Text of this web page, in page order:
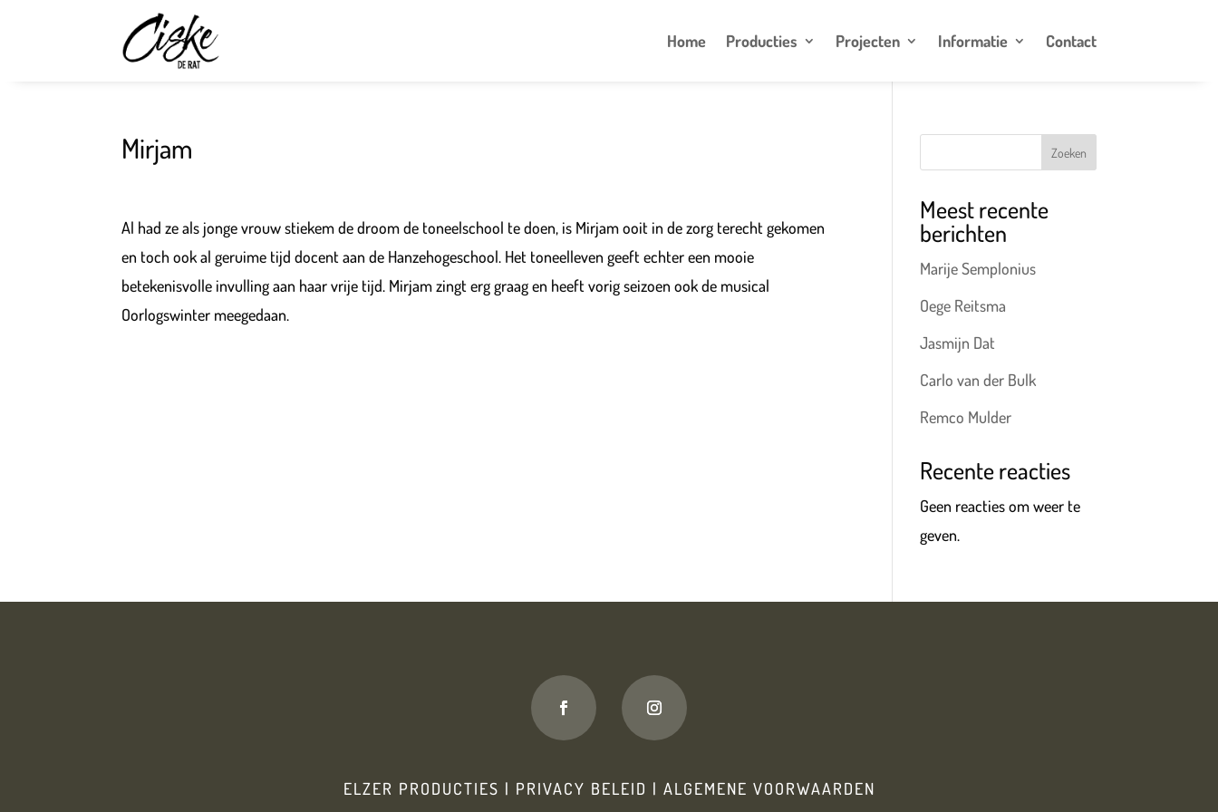
Home Producties Projecten Informatie Contact
Mirjam
Al had ze als jonge vrouw stiekem de droom de toneelschool te doen, is Mirjam ooit in de zorg terecht gekomen
en toch ook al geruime tijd docent aan de Hanzehogeschool. Het toneelleven geeft echter een mooie
betekenisvolle invulling aan haar vrije tijd. Mirjam zingt erg graag en heeft vorig seizoen ook de musical
Oorlogswinter meegedaan.
Zoeken
Meest recente
berichten
Marije Semplonius
Oege Reitsma
Jasmijn Dat
Carlo van der Bulk
Remco Mulder
Recente reacties
Geen reacties om weer te
geven.
ELZER PRODUCTIES | PRIVACY BELEID | ALGEMENE VOORWAARDEN